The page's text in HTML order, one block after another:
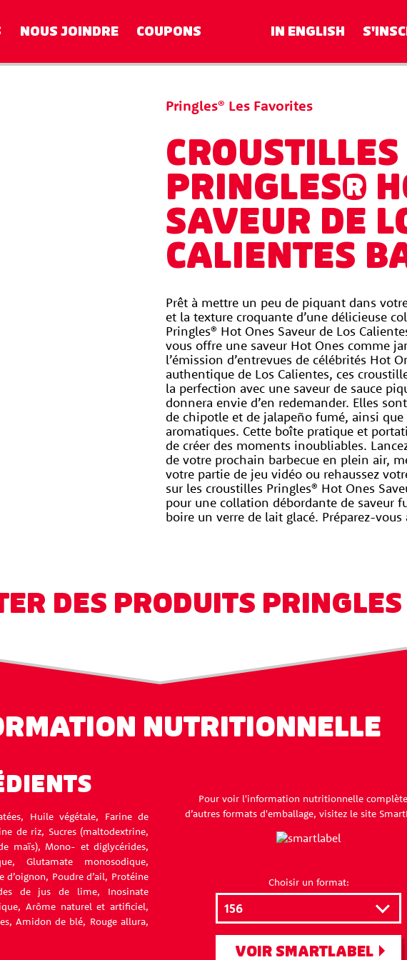
NOUS JOINDRE COUPONS IN ENGLISH
Pringles® Les Favorites
CROUSTILLES
PRINGLES®
SAVEUR DE
CALIENTES
Prêt à mettre un peu de piquant dans
et la texture croquante d’une délicieuse
Pringles® Hot Ones Saveur de Los
vous offre une saveur Hot Ones comme
l’émission d’entrevues de célébrités Hot
authentique de Los Calientes, ces
la perfection avec une saveur de sauce
donnera envie d’en redemander. Elles
de chipotle et de jalapeño fumé, ainsi que
aromatiques. Cette boîte pratique et
de créer des moments inoubliables.
de votre prochain barbecue en plein air,
votre partie de jeu vidéo ou rehaussez
sur les croustilles Pringles® Hot Ones
pour une collation débordante de saveur
boire un verre de lait glacé. Préparez-
DES PRODUITS PRINGLES
NUTRITIONNELLE
Huile végétale, Farine de
de riz, Sucres (maltodextrine,
maïs), Mono- et diglycérides,
Glutamate monosodique,
Poudre d’ail, Protéine
de jus de lime, Inosinate
Arôme naturel et artificiel,
Amidon de blé, Rouge allura,
Pour voir l'information nutritionnelle
d’autres formats d'emballage, visitez le site
Choisir un format:
VOIR SMARTLABEL